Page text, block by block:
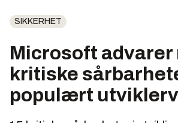
SIKKERHET
Microsoft advarer
kritiske
populært